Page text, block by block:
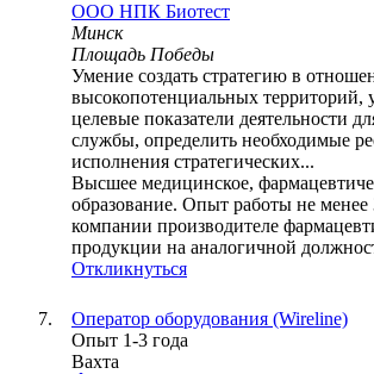
ООО НПК Биотест
Минск
Площадь Победы
Умение создать стратегию в
высокопотенциальных территорий,
целевые показатели деятельности
службы, определить необходимые
исполнения стратегических...
Высшее медицинское,
образование. Опыт работы не менее
компании производителе
продукции на аналогичной
Откликнуться
Оператор оборудования (Wireline)
Опыт 1-3 года
Вахта